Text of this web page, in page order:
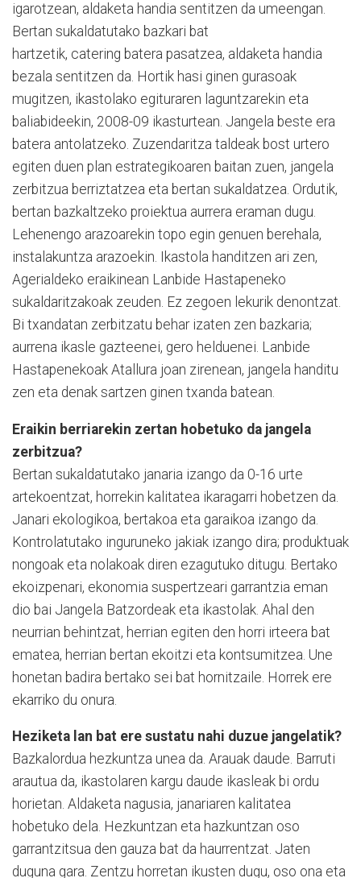
igarotzean, aldaketa handia sentitzen da umeengan.
Bertan sukaldatutako bazkari bat
hartzetik, catering batera pasatzea, aldaketa handia
bezala sentitzen da. Hortik hasi ginen gurasoak
mugitzen, ikastolako egituraren laguntzarekin eta
baliabideekin, 2008-09 ikasturtean. Jangela beste era
batera antolatzeko. Zuzendaritza taldeak bost urtero
egiten duen plan estrategikoaren baitan zuen, jangela
zerbitzua berriztatzea eta bertan sukaldatzea. Ordutik,
bertan bazkaltzeko proiektua aurrera eraman dugu.
Lehenengo arazoarekin topo egin genuen berehala,
instalakuntza arazoekin. Ikastola handitzen ari zen,
Agerialdeko eraikinean Lanbide Hastapeneko
sukaldaritzakoak zeuden. Ez zegoen lekurik denontzat.
Bi txandatan zerbitzatu behar izaten zen bazkaria;
aurrena ikasle gazteenei, gero helduenei. Lanbide
Hastapenekoak Atallura joan zirenean, jangela handitu
zen eta denak sartzen ginen txanda batean.
Eraikin berriarekin zertan hobetuko da jangela
zerbitzua?
Bertan sukaldatutako janaria izango da 0-16 urte
artekoentzat, horrekin kalitatea ikaragarri hobetzen da.
Janari ekologikoa, bertakoa eta garaikoa izango da.
Kontrolatutako inguruneko jakiak izango dira; produktuak
nongoak eta nolakoak diren ezagutuko ditugu. Bertako
ekoizpenari, ekonomia suspertzeari garrantzia eman
dio bai Jangela Batzordeak eta ikastolak. Ahal den
neurrian behintzat, herrian egiten den horri irteera bat
ematea, herrian bertan ekoitzi eta kontsumitzea. Une
honetan badira bertako sei bat hornitzaile. Horrek ere
ekarriko du onura.
Heziketa lan bat ere sustatu nahi duzue jangelatik?
Bazkalordua hezkuntza unea da. Arauak daude. Barruti
arautua da, ikastolaren kargu daude ikasleak bi ordu
horietan. Aldaketa nagusia, janariaren kalitatea
hobetuko dela. Hezkuntzan eta hazkuntzan oso
garrantzitsua den gauza bat da haurrentzat. Jaten
duguna gara. Zentzu horretan ikusten dugu, oso ona eta